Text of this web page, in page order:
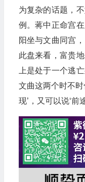
为复杂的话题，
例。蒋中正命宫
阳坐与文曲同宫
此盘来看，富贵
上是处于一个逃
文曲这两个时不
现’，又可以说‘前